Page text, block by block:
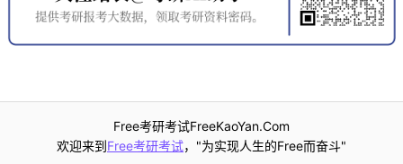
Free考研考试FreeKaoYan.Com
欢迎来到Free考研考试，"为实现人生的Free而奋斗"